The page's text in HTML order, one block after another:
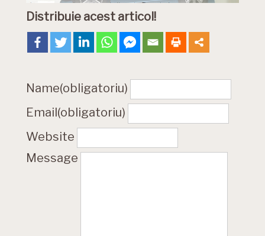
Distribuie acest articol!
Name(obligatoriu)
Email(obligatoriu)
Website
Message